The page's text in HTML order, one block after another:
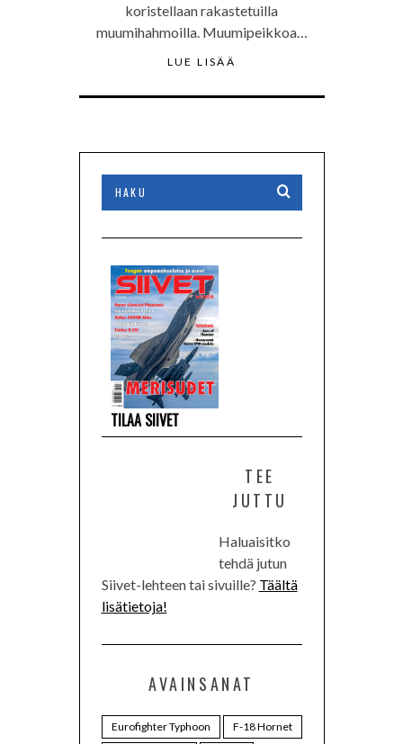
koristellaan rakastetuilla
muumihahmoilla. Muumipeikkoa…
LUE LISÄÄ
TILAA SIIVET
TEE
JUTTU
Haluaisitko
tehdä jutun
Siivet-lehteen tai sivuille? Täältä
lisätietoja!
AVAINSANAT
Eurofighter Typhoon
F-18 Hornet